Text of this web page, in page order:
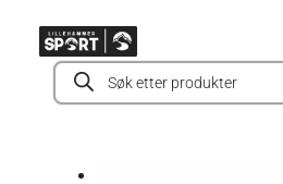
innholdProducts
search